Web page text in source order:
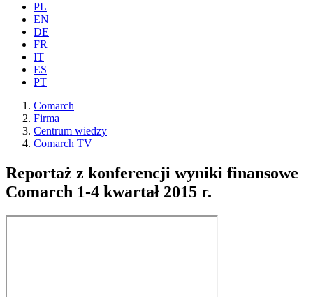
PL
EN
DE
FR
IT
ES
PT
Comarch
Firma
Centrum wiedzy
Comarch TV
Reportaż z konferencji wyniki finansowe
Comarch 1-4 kwartał 2015 r.